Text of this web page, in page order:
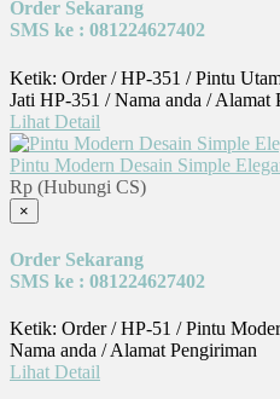
Order Sekarang
SMS ke : 081224627402
Ketik: Order / HP-351 / Pintu
Jati HP-351 / Nama anda / Alamat
Lihat Detail
Pintu Modern Desain Simple
Rp (Hubungi CS)
×
Order Sekarang
SMS ke : 081224627402
Ketik: Order / HP-51 / Pintu
Nama anda / Alamat Pengiriman
Lihat Detail